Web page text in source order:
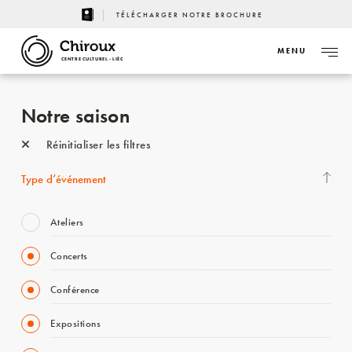
TÉLÉCHARGER NOTRE BROCHURE
CENTRE CULTUREL - LIÈGE
MENU
Notre saison
Réinitialiser les filtres
Type d’événement
Ateliers
Concerts
Conférence
Expositions